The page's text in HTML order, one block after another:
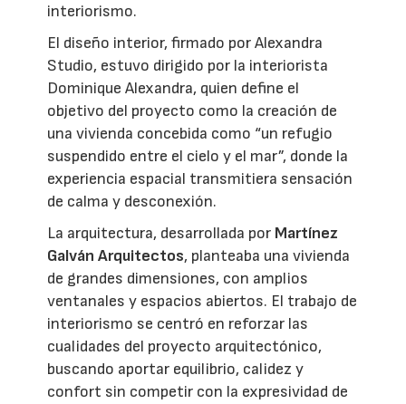
interiorismo.
El diseño interior, firmado por Alexandra
Studio, estuvo dirigido por la interiorista
Dominique Alexandra, quien define el
objetivo del proyecto como la creación de
una vivienda concebida como “un refugio
suspendido entre el cielo y el mar”, donde la
experiencia espacial transmitiera sensación
de calma y desconexión.
La arquitectura, desarrollada por Martínez
Galván Arquitectos, planteaba una vivienda
de grandes dimensiones, con amplios
ventanales y espacios abiertos. El trabajo de
interiorismo se centró en reforzar las
cualidades del proyecto arquitectónico,
buscando aportar equilibrio, calidez y
confort sin competir con la expresividad de